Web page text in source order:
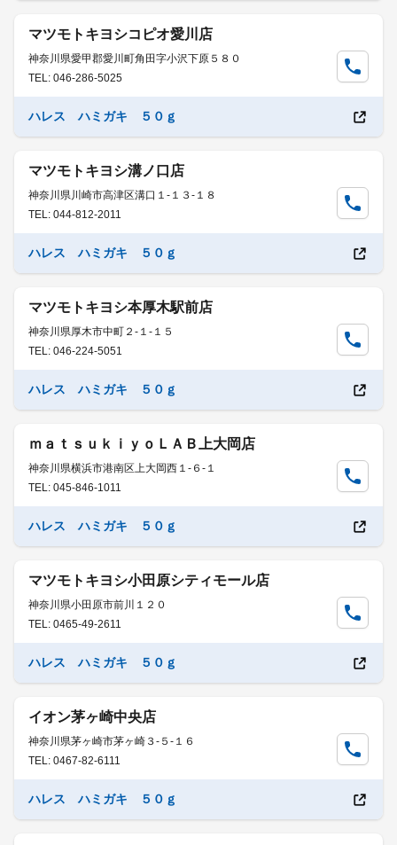
マツモトキヨシコピオ愛川店
神奈川県愛甲郡愛川町角田字小沢下原５８０
TEL: 046-286-5025
ハレス ハミガキ ５０ｇ
マツモトキヨシ溝ノ口店
神奈川県川崎市高津区溝口１-１３-１８
TEL: 044-812-2011
ハレス ハミガキ ５０ｇ
マツモトキヨシ本厚木駅前店
神奈川県厚木市中町２-１-１５
TEL: 046-224-5051
ハレス ハミガキ ５０ｇ
ｍａｔｓｕｋｉｙｏＬＡＢ上大岡店
神奈川県横浜市港南区上大岡西１-６-１
TEL: 045-846-1011
ハレス ハミガキ ５０ｇ
マツモトキヨシ小田原シティモール店
神奈川県小田原市前川１２０
TEL: 0465-49-2611
ハレス ハミガキ ５０ｇ
イオン茅ヶ崎中央店
神奈川県茅ヶ崎市茅ヶ崎３-５-１６
TEL: 0467-82-6111
ハレス ハミガキ ５０ｇ